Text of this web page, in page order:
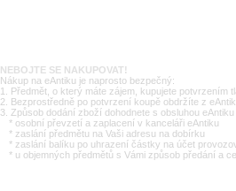
NEBOJTE SE NAKUPOVAT!
Nákup na eAntiku je naprosto bezpečný:
1. Předmět, o který máte zájem, kupujete potvrzením
2. Bezprostředně po potvrzení koupě obdržíte z
3. Způsob dodání zboží dohodnete s obsluhou
* osobní převzetí a zaplacení v kanceláři eAntiku
* zaslání předmětu na Vaši adresu na dobírku
* zaslání balíku po uhrazení částky na účet
* u objemných předmětů s Vámi způsob předání a